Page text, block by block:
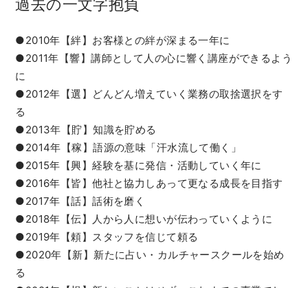
過去の一文字抱負
●2010年【絆】お客様との絆が深まる一年に
●2011年【響】講師として人の心に響く講座ができるよう
に
●2012年【選】どんどん増えていく業務の取捨選択をす
る
●2013年【貯】知識を貯める
●2014年【稼】語源の意味「汗水流して働く」
●2015年【興】経験を基に発信・活動していく年に
●2016年【皆】他社と協力しあって更なる成長を目指す
●2017年【話】話術を磨く
●2018年【伝】人から人に想いが伝わっていくように
●2019年【頼】スタッフを信じて頼る
●2020年【新】新たに占い・カルチャースクールを始め
る